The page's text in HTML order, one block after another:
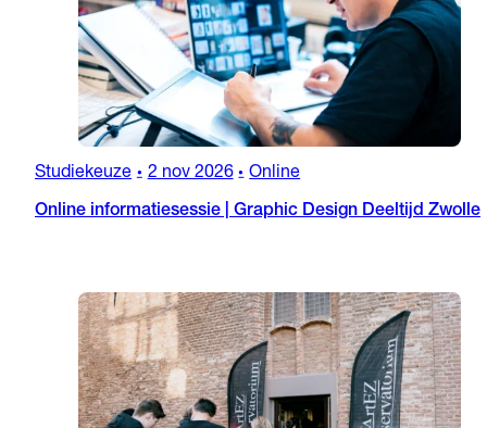
Studiekeuze • 2 nov 2026 • Online
Online informatiesessie | Graphic Design Deeltijd Zwolle